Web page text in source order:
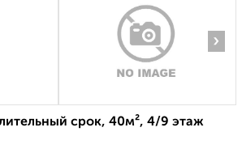
›
срок, 40м², 4/9 этаж